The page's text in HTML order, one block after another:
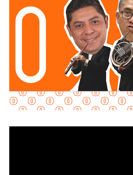
Son esas páginas que escriben
les mandaran guión. No usan
adjetivos, conjeturas y
no quieren informar: quieren
conocemos a alguno y todos
de publicaciones tienen sus
mecenas invisibles(entre
rojo…no son invisibles aunque así
Además la disposición también
conductoras deberán cumplir con
seguridad previstas en la
La diputada Brisseire Sánchez
mantener las luces encendidas
la visibilidad de las motocicletas
de la vía, debido a que por sus
menos perceptibles que otros